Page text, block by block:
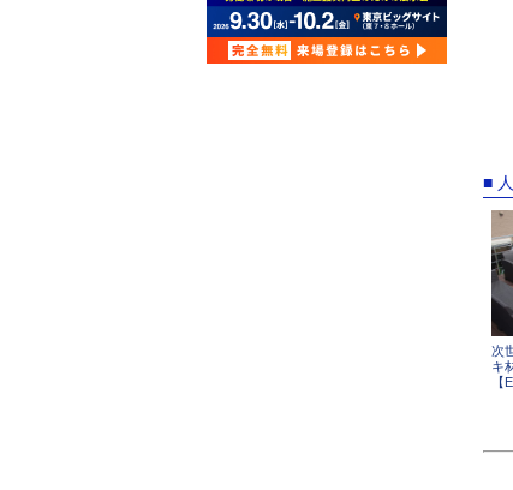
■
次
キ
【